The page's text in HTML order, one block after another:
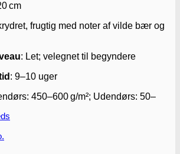
cm
frugtig med noter af vilde bær og
: Let; velegnet til begyndere
: 9–10 uger
450–600 g/m²; Udendørs: 50–